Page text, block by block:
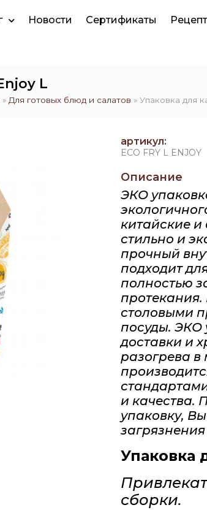
Новости Сертификаты
L
» Для готовых блюд и салатов » Упаковка для
артикул:
ECO FRY L ENJOY
Описание
ЭКО
китайские и
стильно и
прочный
подходит
полностью
протекания.
столовыми
посуды. ЭКО
доставки и
разогрева
и качества.
упаковку,
Упаковка
сборки.